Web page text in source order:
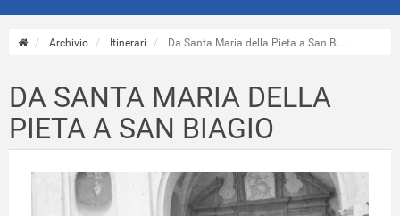
Archivio Itinerari Da Santa Maria della Pieta a San Bi...
DA SANTA MARIA DELLA
PIETA A SAN BIAGIO